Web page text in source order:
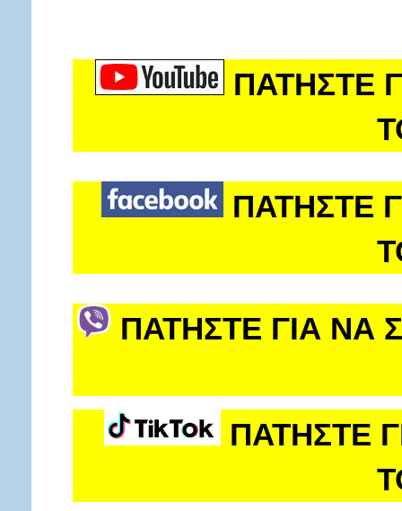
ΠΑΤΗΣΤΕ
ΠΑΤΗΣΤΕ
ΠΑΤΗΣΤΕ ΓΙΑ ΝΑ
ΠΑΤΗΣΤΕ